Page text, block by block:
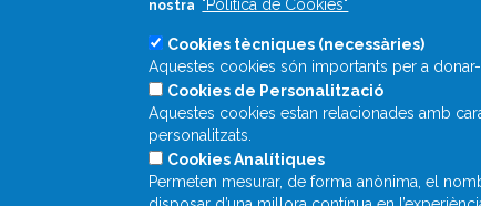
nostra "Política de Cookies"
Cookies tècniques (necessàries)
Aquestes cookies són importants per a
Cookies de Personalització
Aquestes cookies estan relacionades amb
personalitzats.
Cookies Analítiques
Permeten mesurar, de forma anònima, el